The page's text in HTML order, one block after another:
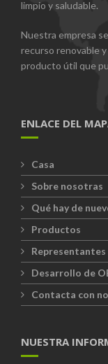
limpio y saludable.
Nuestra empresa
recurso renovable
producto útil que
ENLACE DEL
Casa
Sobre nosotras
Qué hay de
Productos
Representantes
Desarrollo de
Contacta con
NUESTRA